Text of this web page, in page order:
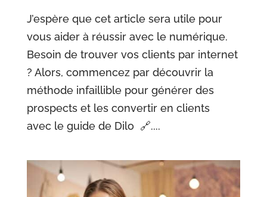
J’espère que cet article sera utile pour
vous aider à réussir avec le numérique.
Besoin de trouver vos clients par internet
? Alors, commencez par découvrir la
méthode infaillible pour générer des
prospects et les convertir en clients
avec le guide de Dilo 🔗....